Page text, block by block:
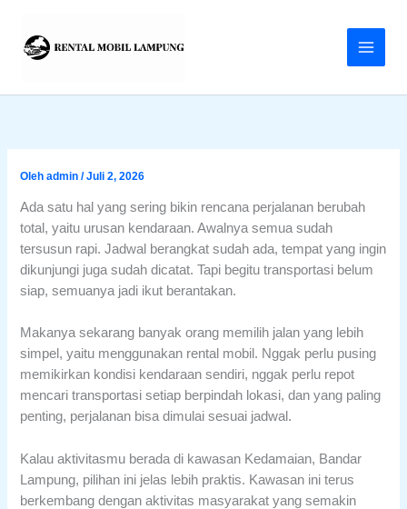
konten
Olehadmin/Juli 2, 2026
Ada satu hal yang sering bikin rencana perjalanan berubah
total, yaitu urusan kendaraan. Awalnya semua sudah
tersusun rapi. Jadwal berangkat sudah ada, tempat yang ingin
dikunjungi juga sudah dicatat. Tapi begitu transportasi belum
siap, semuanya jadi ikut berantakan.
Makanya sekarang banyak orang memilih jalan yang lebih
simpel, yaitu menggunakan rental mobil. Nggak perlu pusing
memikirkan kondisi kendaraan sendiri, nggak perlu repot
mencari transportasi setiap berpindah lokasi, dan yang paling
penting, perjalanan bisa dimulai sesuai jadwal.
Kalau aktivitasmu berada di kawasan Kedamaian, Bandar
Lampung, pilihan ini jelas lebih praktis. Kawasan ini terus
berkembang dengan aktivitas masyarakat yang semakin